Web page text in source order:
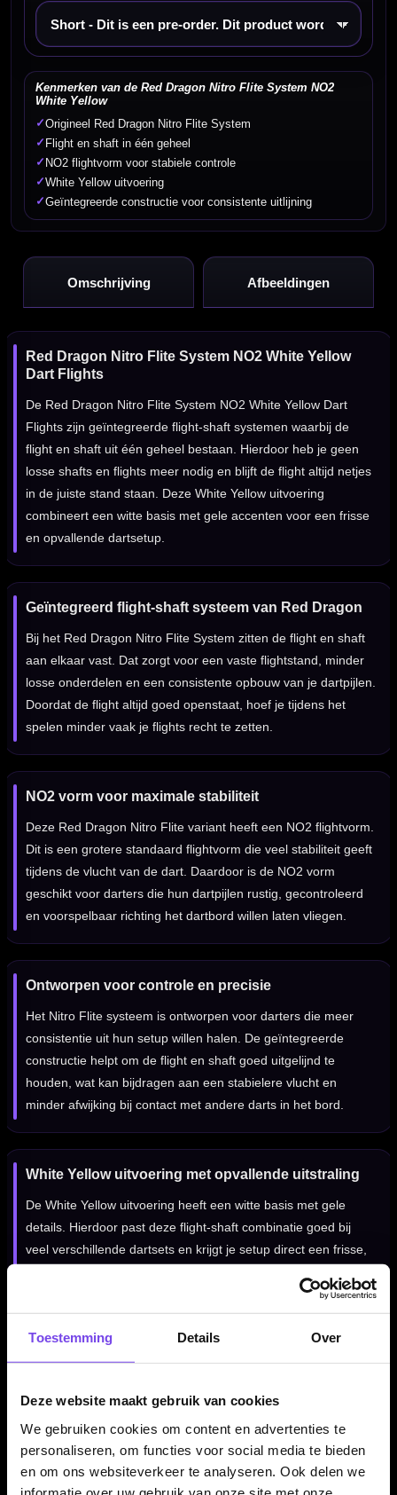
Toestemming Details Over
Deze website maakt gebruik van cookies
We gebruiken cookies om content en advertenties te
personaliseren, om functies voor social media te bieden
en om ons websiteverkeer te analyseren. Ook delen we
Kies een optie
Kenmerken van de Red Dragon Nitro Flite System NO2
White Yellow
✓Origineel Red Dragon Nitro Flite System
✓ Flight en shaft in één geheel
✓ NO2 flightvorm voor stabiele controle
✓White Yellow uitvoering
✓Geïntegreerde constructie voor consistente uitlijning
Omschrijving Afbeeldingen
Red Dragon Nitro Flite System NO2 White Yellow
Dart Flights
De Red Dragon Nitro Flite System NO2 White Yellow Dart
Flights zijn geïntegreerde flight-shaft systemen waarbij de
flight en shaft uit één geheel bestaan. Hierdoor heb je geen
losse shafts en flights meer nodig en blijft de flight altijd netjes
in de juiste stand staan. Deze White Yellow uitvoering
combineert een witte basis met gele accenten voor een frisse
en opvallende dartsetup.
Geïntegreerd flight-shaft systeem van Red Dragon
Bij het Red Dragon Nitro Flite System zitten de flight en shaft
aan elkaar vast. Dat zorgt voor een vaste flightstand, minder
losse onderdelen en een consistente opbouw van je dartpijlen.
Doordat de flight altijd goed openstaat, hoef je tijdens het
spelen minder vaak je flights recht te zetten.
NO2 vorm voor maximale stabiliteit
Deze Red Dragon Nitro Flite variant heeft een NO2 flightvorm.
Dit is een grotere standaard flightvorm die veel stabiliteit geeft
tijdens de vlucht van de dart. Daardoor is de NO2 vorm
geschikt voor darters die hun dartpijlen rustig, gecontroleerd
en voorspelbaar richting het dartbord willen laten vliegen.
Ontworpen voor controle en precisie
Het Nitro Flite systeem is ontworpen voor darters die meer
consistentie uit hun setup willen halen. De geïntegreerde
constructie helpt om de flight en shaft goed uitgelijnd te
houden, wat kan bijdragen aan een stabielere vlucht en
minder afwijking bij contact met andere darts in het bord.
White Yellow uitvoering met opvallende uitstraling
De White Yellow uitvoering heeft een witte basis met gele
details. Hierdoor past deze flight-shaft combinatie goed bij
veel verschillende dartsets en krijgt je setup direct een frisse,
moderne look willen combineren met het gemak van een
alles-in-één systeem.
set van 3 stuks
De Red Dragon Nitro Flite System NO2 White Yellow wordt
geleverd per set van drie stuks. Daarmee heb je direct genoeg
voor één complete set dartpijlen. Ideaal wanneer je wilt